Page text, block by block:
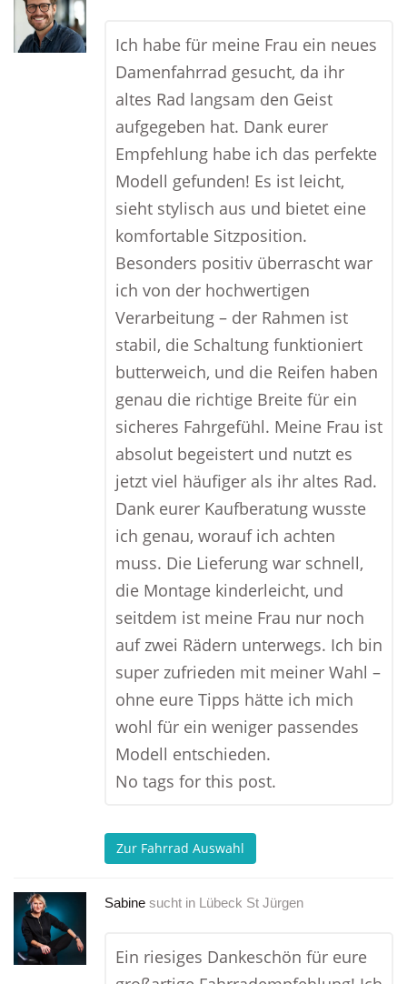
Ich habe für meine Frau ein neues
Damenfahrrad gesucht, da ihr
altes Rad langsam den Geist
aufgegeben hat. Dank eurer
Empfehlung habe ich das perfekte
Modell gefunden! Es ist leicht,
sieht stylisch aus und bietet eine
komfortable Sitzposition.
Besonders positiv überrascht war
ich von der hochwertigen
Verarbeitung – der Rahmen ist
stabil, die Schaltung funktioniert
butterweich, und die Reifen haben
genau die richtige Breite für ein
sicheres Fahrgefühl. Meine Frau ist
absolut begeistert und nutzt es
jetzt viel häufiger als ihr altes Rad.
Dank eurer Kaufberatung wusste
ich genau, worauf ich achten
muss. Die Lieferung war schnell,
die Montage kinderleicht, und
seitdem ist meine Frau nur noch
auf zwei Rädern unterwegs. Ich bin
super zufrieden mit meiner Wahl –
ohne eure Tipps hätte ich mich
wohl für ein weniger passendes
Modell entschieden.
No tags for this post.
Zur Fahrrad Auswahl
Sabine sucht in Lübeck St Jürgen
Ein riesiges Dankeschön für eure